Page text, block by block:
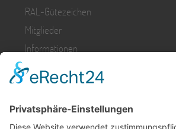
RAL-Gütezeichen
Mitglieder
Informationen
Presse